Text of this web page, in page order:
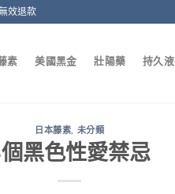
效退款
素 美國黑金 壯陽藥 持久液
日本藤素 未分類
黑色性愛禁忌